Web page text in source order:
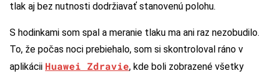
tlak aj bez nutnosti dodržiavať stanovenú polohu.
S hodinkami som spal a meranie tlaku ma ani raz nezobudilo.
To, že počas noci prebiehalo, som si skontroloval ráno v
aplikácii Huawei Zdravie, kde boli zobrazené všetky